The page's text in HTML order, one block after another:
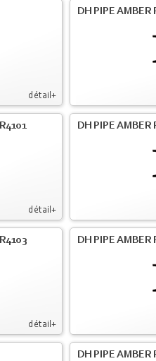
détail+
DH PIPE AMBER
détail+
DH PIPE AMBER
détail+
DH PIPE AMBER
DH PIPE AMBER